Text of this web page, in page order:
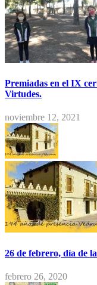
Premiadas en el IX
Virtudes.
noviembre 12, 2021
26 de febrero, día de
febrero 26, 2020